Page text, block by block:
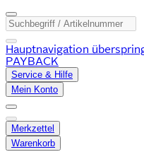
Hauptnavigation
PAYBACK
Service & Hilfe
Mein Konto
Merkzettel
Warenkorb